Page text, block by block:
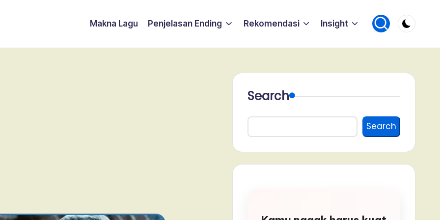
Makna Lagu Penjelasan Ending Rekomendasi Insight
Search
Search